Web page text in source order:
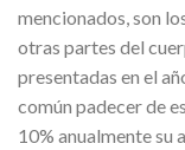
mencionados, son
otras partes del
presentadas en el
común padecer de
10% anualmente su